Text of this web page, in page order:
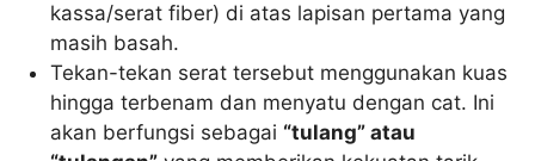
kassa/serat fiber) di atas lapisan pertama yang
masih basah.
Tekan-tekan serat tersebut menggunakan kuas
hingga terbenam dan menyatu dengan cat. Ini
akan berfungsi sebagai “tulang” atau